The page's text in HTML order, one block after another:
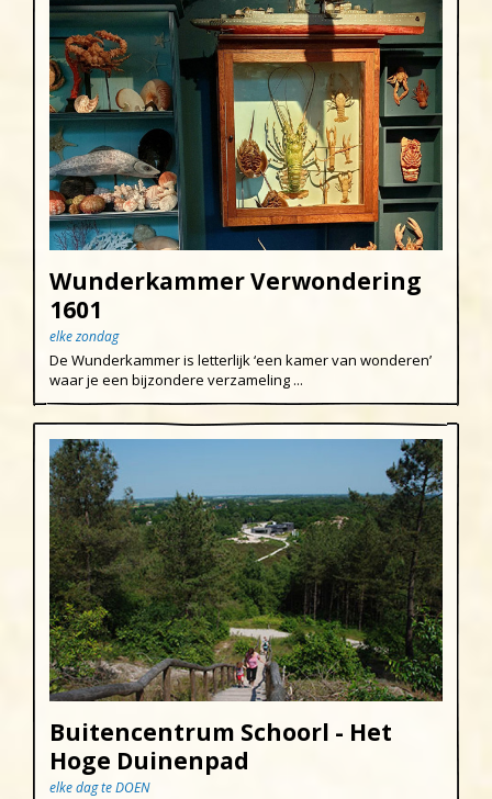
Wunderkammer Verwondering
1601
elke zondag
De Wunderkammer is letterlijk ‘een kamer van wonderen’
waar je een bijzondere verzameling ...
Buitencentrum Schoorl - Het
Hoge Duinenpad
elke dag te DOEN